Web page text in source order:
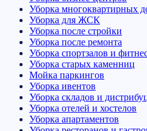
Уборка многоквартирных
Уборка для ЖСК
Уборка после стройки
Уборка после ремонта
Уборка спортзалов и
Уборка старых каменниц
Мойка паркингов
Уборка ивентов
Уборка складов и
Уборка отелей и хостелов
Уборка апартаментов